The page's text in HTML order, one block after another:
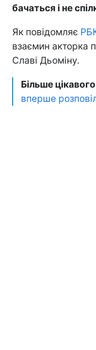
бачаться і не
Як повідомляє
взаємин акторка
Славі Дьоміну.
Більше
вперше